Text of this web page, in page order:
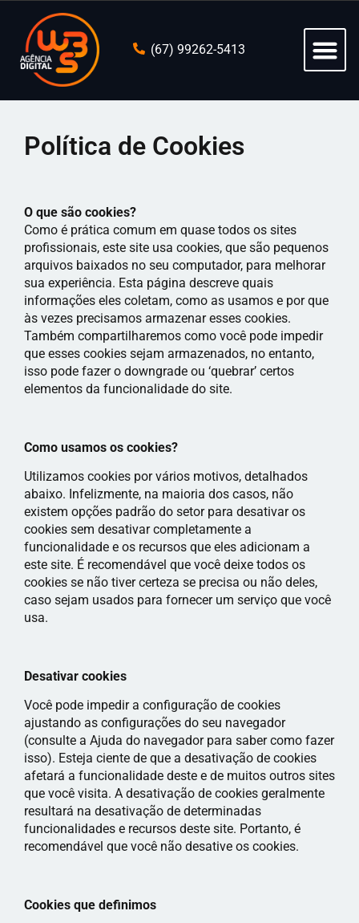
(67) 99262-5413
Política de Cookies
O que são cookies?
Como é prática comum em quase todos os sites
profissionais, este site usa cookies, que são pequenos
arquivos baixados no seu computador, para melhorar
sua experiência. Esta página descreve quais
informações eles coletam, como as usamos e por que
às vezes precisamos armazenar esses cookies.
Também compartilharemos como você pode impedir
que esses cookies sejam armazenados, no entanto,
isso pode fazer o downgrade ou ‘quebrar’ certos
elementos da funcionalidade do site.
Como usamos os cookies?
Utilizamos cookies por vários motivos, detalhados
abaixo. Infelizmente, na maioria dos casos, não
existem opções padrão do setor para desativar os
cookies sem desativar completamente a
funcionalidade e os recursos que eles adicionam a
este site. É recomendável que você deixe todos os
cookies se não tiver certeza se precisa ou não deles,
caso sejam usados ​​para fornecer um serviço que você
usa.
Desativar cookies
Você pode impedir a configuração de cookies
ajustando as configurações do seu navegador
(consulte a Ajuda do navegador para saber como fazer
isso). Esteja ciente de que a desativação de cookies
afetará a funcionalidade deste e de muitos outros sites
que você visita. A desativação de cookies geralmente
resultará na desativação de determinadas
funcionalidades e recursos deste site. Portanto, é
recomendável que você não desative os cookies.
Cookies que definimos